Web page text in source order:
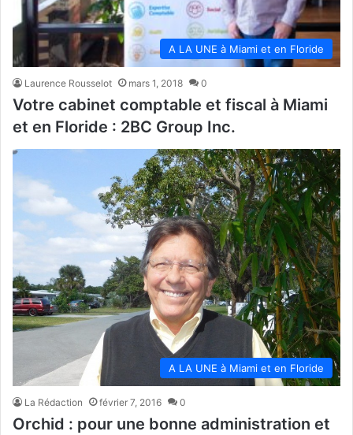
A LA UNE à Miami et en Floride
Laurence Rousselot mars 1, 2018 0
Votre cabinet comptable et fiscal à Miami
et en Floride : 2BC Group Inc.
A LA UNE à Miami et en Floride
La Rédaction février 7, 2016 0
Orchid : pour une bonne administration et